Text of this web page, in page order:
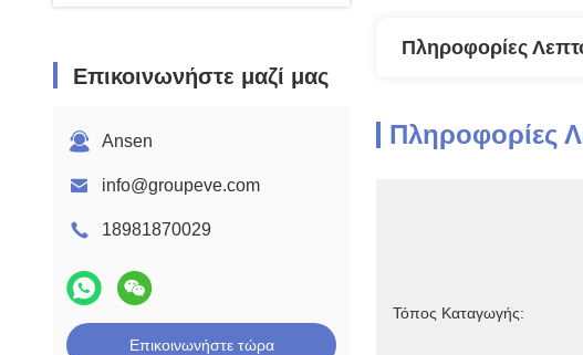
Επικοινωνήστε μαζί μας
Ansen
info@groupeve.com
18981870029
Επικοινωνήστε τώρα
Πληροφορίες
Πληροφορίες
Τόπος Καταγωγής: